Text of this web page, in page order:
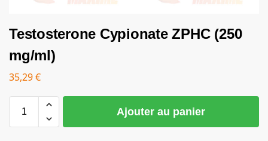
Testosterone Cypionate ZPHC (250
mg/ml)
35,29€
Ajouter au panier